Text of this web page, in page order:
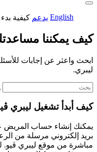
English يدعم كيفية
كيف يمكننا
ابحث واعثر عن إجابات
ليبري.
كيف أبدأ تشغيل ليبري
يمكنك إنشاء حساب المريض
بريد إلكتروني مرسلة من
مباشرة من موقع ليبري ڤيو.